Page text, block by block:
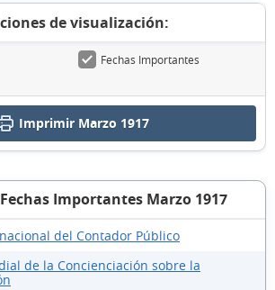
de visualización:
Fechas Importantes
Imprimir Marzo 1917
Importantes Marzo 1917
del Contador Público
de la Concienciación sobre la